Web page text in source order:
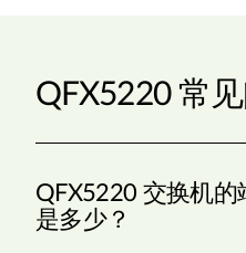
QFX5220 常
QFX5220 交换机的
是多少？